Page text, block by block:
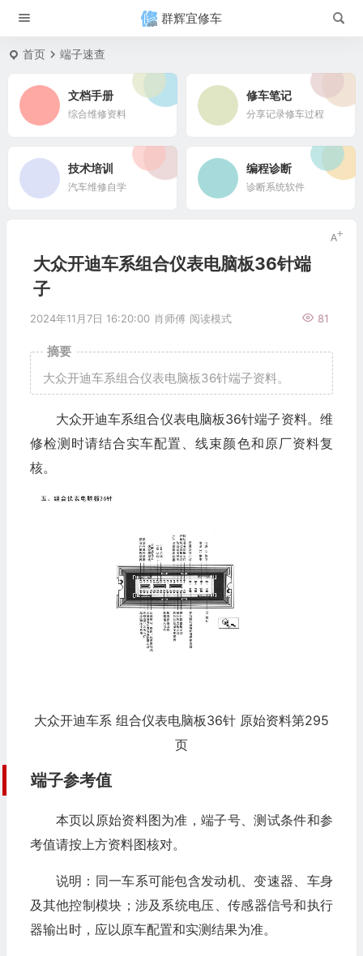
群辉宜修车
首页 端子速查
文档手册
综合维修资料
修车笔记
分享记录修车过程
技术培训
汽车维修自学
编程诊断
诊断系统软件
大众开迪车系组合仪表电脑板36针端
子
2024年11月7日 16:20:00 肖师傅 81
阅读模式
摘要
大众开迪车系组合仪表电脑板36针端子资料。
大众开迪车系组合仪表电脑板36针端子资料。维
修检测时请结合实车配置、线束颜色和原厂资料复
核。
大众开迪车系 组合仪表电脑板36针 原始资料第295
页
端子参考值
本页以原始资料图为准，端子号、测试条件和参
考值请按上方资料图核对。
说明：同一车系可能包含发动机、变速器、车身
及其他控制模块；涉及系统电压、传感器信号和执行
器输出时，应以原车配置和实测结果为准。